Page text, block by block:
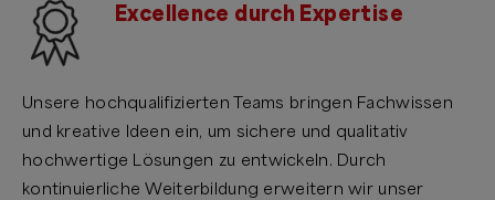
Excellence durch Expertise
Unsere hochqualifizierten Teams bringen Fachwissen
und kreative Ideen ein, um sichere und qualitativ
hochwertige Lösungen zu entwickeln. Durch
kontinuierliche Weiterbildung erweitern wir unser